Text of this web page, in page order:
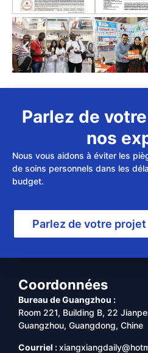
Parlez de
nos
Nous vous aidons à éviter les
de soins personnels dans les
budget.
Parlez de votre projet
Coordonnées
Bureau de Guangzhou :
Room 221, Building B, 22
Guangzhou, Guangdong, Chine
Courriel :